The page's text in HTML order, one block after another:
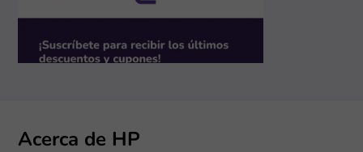
Acerca de HP